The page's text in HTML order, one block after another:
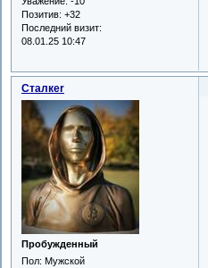
Позитив: +32
Последний визит:
08.01.25 10:47
Сталкеr
Пробужденный
Пол: Мужской